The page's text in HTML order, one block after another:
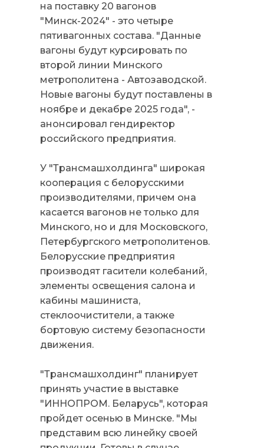
на поставку 20 вагонов
"Минск-2024" - это четыре
пятивагонных состава. "Данные
вагоны будут курсировать по
второй линии Минского
метрополитена - Автозаводской.
Новые вагоны будут поставлены в
ноябре и декабре 2025 года", -
анонсировал гендиректор
российского предприятия.
У "Трансмашхолдинга" широкая
кооперация с белорусскими
производителями, причем она
касается вагонов не только для
Минского, но и для Московского,
Петербургского метрополитенов.
Белорусские предприятия
производят гасители колебаний,
элементы освещения салона и
кабины машиниста,
стеклоочистители, а также
бортовую систему безопасности
движения.
"Трансмашхолдинг" планирует
принять участие в выставке
"ИННОПРОМ. Беларусь", которая
пройдет осенью в Минске. "Мы
представим всю линейку своей